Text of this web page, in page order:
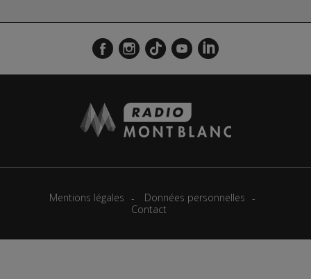
Mentions légales
Données personnelles
Contact